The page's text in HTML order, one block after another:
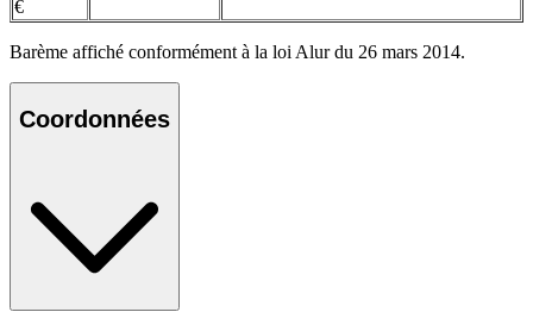
€
Barème affiché conformément à la loi Alur du 26 mars 2014.
Coordonnées